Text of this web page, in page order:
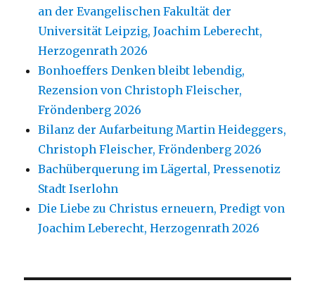
an der Evangelischen Fakultät der
Universität Leipzig, Joachim Leberecht,
Herzogenrath 2026
Bonhoeffers Denken bleibt lebendig,
Rezension von Christoph Fleischer,
Fröndenberg 2026
Bilanz der Aufarbeitung Martin Heideggers,
Christoph Fleischer, Fröndenberg 2026
Bachüberquerung im Lägertal, Pressenotiz
Stadt Iserlohn
Die Liebe zu Christus erneuern, Predigt von
Joachim Leberecht, Herzogenrath 2026